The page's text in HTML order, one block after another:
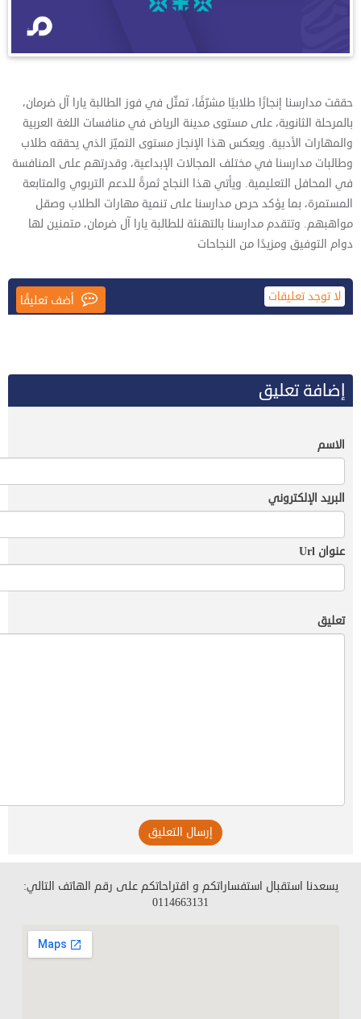
حققت مدارسنا إنجازًا طلابيًا مشرّفًا، تمثّل في فوز الطالبة يارا آل ضرمان،
بالمرحلة الثانوية، على مستوى مدينة الرياض في منافسات اللغة العربية
والمهارات الأدبية. ويعكس هذا الإنجاز مستوى التميّز الذي يحققه طلاب
وطالبات مدارسنا في مختلف المجالات الإبداعية، وقدرتهم على المنافسة
في المحافل التعليمية. ويأتي هذا النجاح ثمرةً للدعم التربوي والمتابعة
المستمرة، بما يؤكد حرص مدارسنا على تنمية مهارات الطلاب وصقل
مواهبهم. وتتقدم مدارسنا بالتهنئة للطالبة يارا آل ضرمان، متمنين لها
دوام التوفيق ومزيدًا من النجاحات
لا توجد تعليقات
إضافة تعليق
الاسم
البريد الإلكتروني
عنوان Url
تعليق
إرسال التعليق
يسعدنا استقبال استفساراتكم و اقتراحاتكم على رقم الهاتف التالي:
0114663131